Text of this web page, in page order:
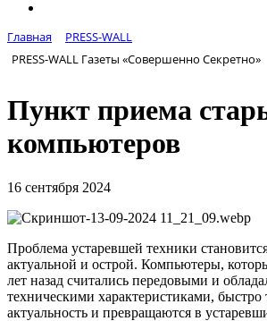
Главная
PRESS-WALL
PRESS-WALL Газеты «Совершенно Секретно»
Пункт приема
компьютеров
16 сентября 2024
Проблема устаревшей техники
актуальной и острой. Компьютеры,
лет назад считались передовыми и
техническими характеристиками,
актуальность и превращаются в